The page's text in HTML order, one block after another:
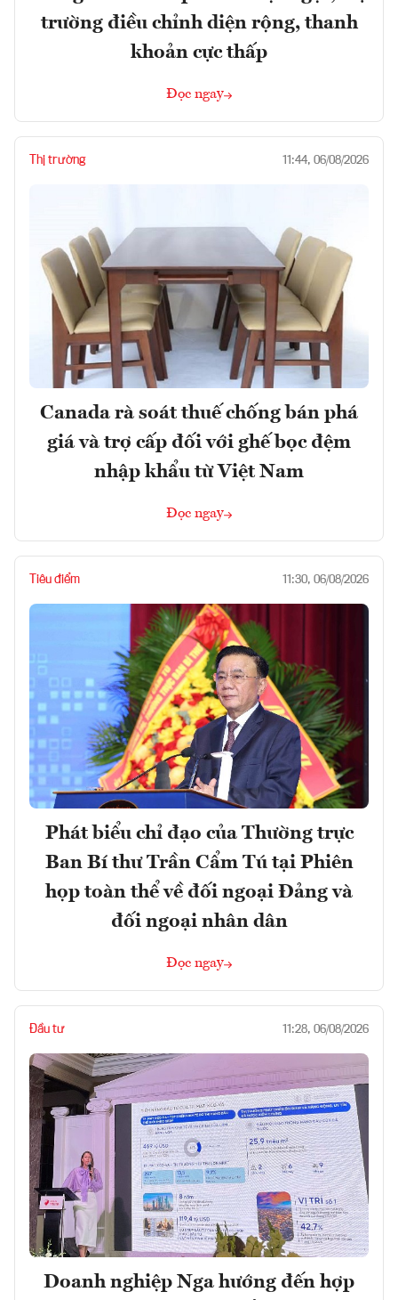
trường điều chỉnh diện rộng, thanh
khoản cực thấp
Đọc ngay
Thị trường 11:44, 06/08/2026
Canada rà soát thuế chống bán phá
giá và trợ cấp đối với ghế bọc đệm
nhập khẩu từ Việt Nam
Đọc ngay
Tiêu điểm 11:30, 06/08/2026
Phát biểu chỉ đạo của Thường trực
Ban Bí thư Trần Cẩm Tú tại Phiên
họp toàn thể về đối ngoại Đảng và
đối ngoại nhân dân
Đọc ngay
Đầu tư 11:28, 06/08/2026
Doanh nghiệp Nga hướng đến hợp